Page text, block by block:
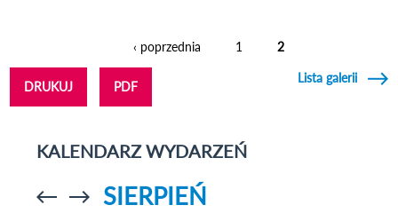
Strony
‹ poprzednia 1 2
DRUKUJ PDF
Lista galerii
KALENDARZ WYDARZEŃ
Przejdź doPrzejdź do
SIERPIEŃ